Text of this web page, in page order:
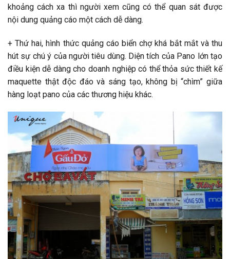
khoảng cách xa thì người xem cũng có thể quan sát được
nội dung quảng cáo một cách dễ dàng.
+ Thứ hai, hình thức quảng cáo biển chợ khá bắt mắt và thu
hút sự chú ý của người tiêu dùng. Diện tích của Pano lớn tạo
điều kiện dễ dàng cho doanh nghiệp có thể thỏa sức thiết kế
maquette thật độc đáo và sáng tạo, không bị “chìm” giữa
hàng loạt pano của các thương hiệu khác.